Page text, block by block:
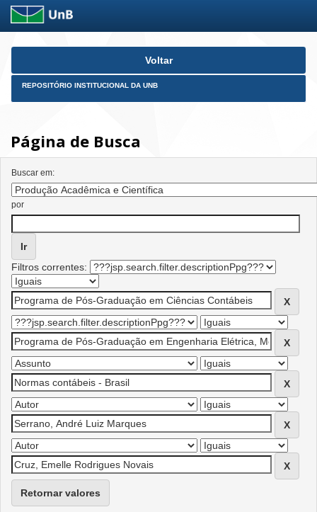
Skip
Voltar
REPOSITÓRIO INSTITUCIONAL DA UNB
Página de Busca
Buscar em:
por
Filtros correntes:
Retornar valores